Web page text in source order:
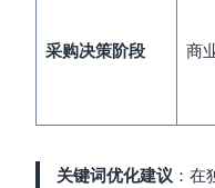
采购决策阶段 商
关键词优化建议 ：